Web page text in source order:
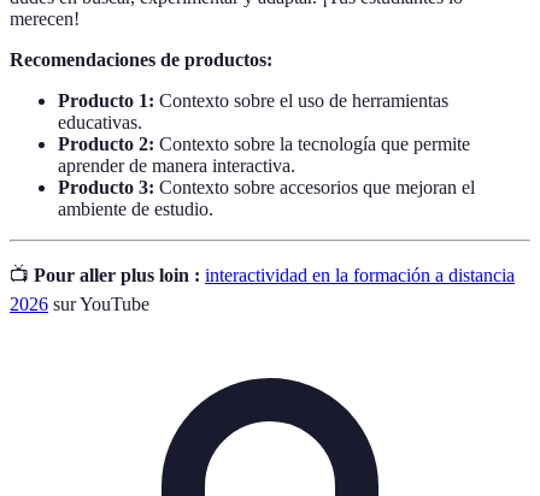
merecen!
Recomendaciones de productos:
Producto 1: Contexto sobre el uso de herramientas
educativas.
Producto 2: Contexto sobre la tecnología que permite
aprender de manera interactiva.
Producto 3: Contexto sobre accesorios que mejoran el
ambiente de estudio.
📺 Pour aller plus loin : interactividad en la formación a distancia
2026 sur YouTube